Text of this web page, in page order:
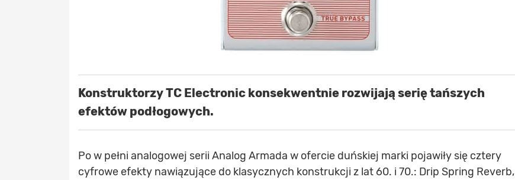
Konstruktorzy TC Electronic konsekwentnie rozwijają serię tańszych
efektów podłogowych.
Po w pełni analogowej serii Analog Armada w ofercie duńskiej marki pojawiły się cztery
cyfrowe efekty nawiązujące do klasycznych konstrukcji z lat 60. i 70.: Drip Spring Reverb,